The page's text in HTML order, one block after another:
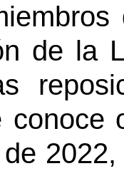
de la
conoce